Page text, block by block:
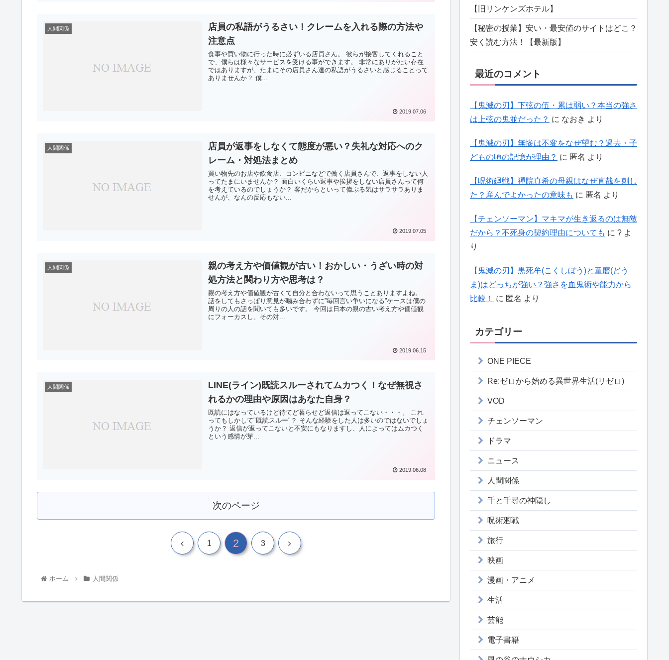
人間関係
店員の私語がうるさい！クレームを入れる際の方法や
注意点
食事や買い物に行った時に必ずいる店員さん。 彼らが接客してくれること
で、僕らは様々なサービスを受ける事ができます。 非常にありがたい存在
ではありますが、たまにその店員さん達の私語がうるさいと感じることって
ありませんか？ 僕...
2019.07.06
人間関係
店員が返事をしなくて態度が悪い？失礼な対応へのク
レーム・対処法まとめ
買い物先のお店や飲食店、コンビニなどで働く店員さんで、返事をしない人
ってたまにいませんか？ 面白いくらい返事や挨拶をしない店員さんって何
を考えているのでしょうか？ 客だからといって偉ぶる気はサラサラありま
せんが、なんの反応もない...
2019.07.05
人間関係
親の考え方や価値観が古い！おかしい・うざい時の対
処方法と関わり方や思考は？
親の考え方や価値観が古くて自分と合わないって思うことありますよね。
話をしてもさっぱり意見が噛み合わずに”毎回言い争いになる”ケースは僕の
周りの人の話を聞いても多いです。 今回は日本の親の古い考え方や価値観
にフォーカスし、その対...
2019.06.15
人間関係
LINE(ライン)既読スルーされてムカつく！なぜ無視さ
れるかの理由や原因はあなた自身？
既読にはなっているけど待てど暮らせど返信は返ってこない・・・。 これ
ってもしかして"既読スルー"？ そんな経験をした人は多いのではないでしょ
うか？ 返信が返ってこないと不安にもなりますし、人によってはムカつく
という感情が芽...
2019.06.08
次のページ
1 2 3
ホーム 人間関係
【旧リンケンズホテル】
【秘密の授業】安い・最安値のサイトはどこ？
安く読む方法！【最新版】
最近のコメント
【鬼滅の刃】下弦の伍・累は弱い？本当の強さ
は上弦の鬼並だった？ に なおき より
【鬼滅の刃】無惨は不変をなぜ望む？過去・子
どもの頃の記憶が理由？ に 匿名 より
【呪術廻戦】禪院真希の母親はなぜ直哉を刺し
た？産んでよかったの意味も に 匿名 より
【チェンソーマン】マキマが生き返るのは無敵
だから？不死身の契約理由についても に ? よ
り
【鬼滅の刃】黒死牟(こくしぼう)と童磨(どう
ま)はどっちが強い？強さを血鬼術や能力から
比較！
に 匿名 より
カテゴリー
ONE PIECE
Re:ゼロから始める異世界生活(リゼロ)
VOD
チェンソーマン
ドラマ
ニュース
人間関係
千と千尋の神隠し
呪術廻戦
旅行
映画
漫画・アニメ
生活
芸能
電子書籍